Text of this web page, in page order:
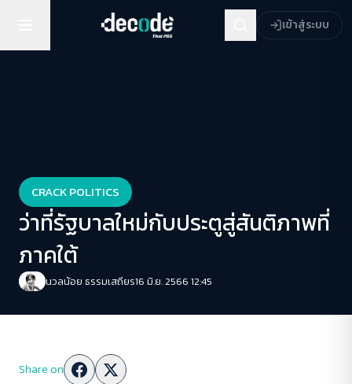
เข้าสู่ระบบ
CRACK POLITICS
ว่าที่รัฐบาลใหม่กับประตูสู่สันติภาพที่
ภาคใต้
นวลน้อย ธรรมเสถียร16 มิ.ย. 2566 12:45
Share on